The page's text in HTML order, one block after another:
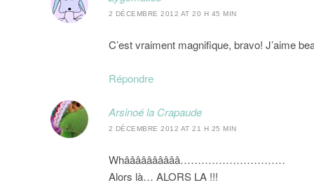
2 DÉCEMBRE 2012 AT 20 H 45 MIN
C’est vraiment magnifique, bravo! J’aime
Répondre
Arsinoé la Crapaude
2 DÉCEMBRE 2012 AT 21 H 25 MIN
Whââââââââââ…………………………
Alors là… ALORS LA !!!